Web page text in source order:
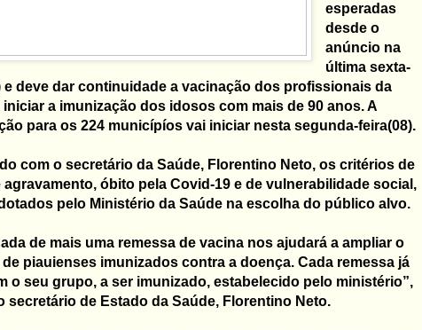
esperadas
desde o
anúncio na
última sexta-
e deve dar continuidade a vacinação dos profissionais da
iniciar a imunização dos idosos com mais de 90 anos. A
para os 224 municípíos vai iniciar nesta segunda-feira(08).
com o secretário da Saúde, Florentino Neto, os critérios de
agravamento, óbito pela Covid-19 e de vulnerabilidade social,
pelo Ministério da Saúde na escolha do público alvo.
de mais uma remessa de vacina nos ajudará a ampliar o
piauienses imunizados contra a doença. Cada remessa já
o seu grupo, a ser imunizado, estabelecido pelo ministério”,
secretário de Estado da Saúde, Florentino Neto.